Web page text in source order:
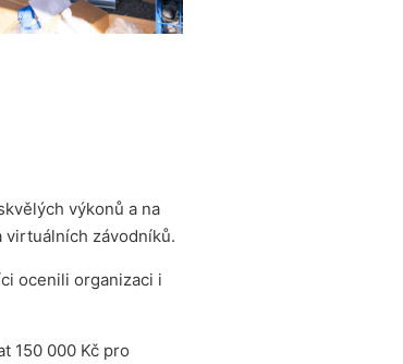
výkonů a na
virtuálních závodníků.
ocenili organizaci i
150 000 Kč pro